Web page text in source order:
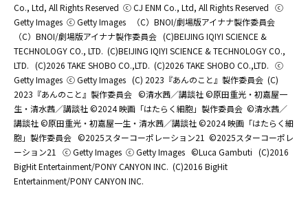
Co., Ltd, All Rights Reserved ⓒ CJ ENM Co., Ltd, All Rights Reserved ⓒ
Getty Images ⓒ Getty Images
（C）BNOI/劇場版アイナナ製作委員会
（C）BNOI/劇場版アイナナ製作委員会 (C)BEIJING IQIYI SCIENCE &
TECHNOLOGY CO., LTD. (C)BEIJING IQIYI SCIENCE & TECHNOLOGY CO.,
LTD. (C)2026 TAKE SHOBO CO.,LTD. (C)2026 TAKE SHOBO CO.,LTD. ⓒ
Getty Images ⓒ Getty Images (C) 2023『あんのこと』製作委員会 (C)
2023『あんのこと』製作委員会 ©清水茜／講談社 ©原田重光・初嘉屋一
生・清水茜／講談社 ©2024 映画「はたらく細胞」製作委員会 ©清水茜／
講談社 ©原田重光・初嘉屋一生・清水茜／講談社 ©2024 映画「はたらく細
胞」製作委員会 ©2025スターコーポレーション21 ©2025スターコーポレ
ーション21
ⓒ Getty Images ⓒ Getty Images ©Luca Gambuti (C)2016
BigHit Entertainment/PONY CANYON INC. (C)2016 BigHit
Entertainment/PONY CANYON INC.